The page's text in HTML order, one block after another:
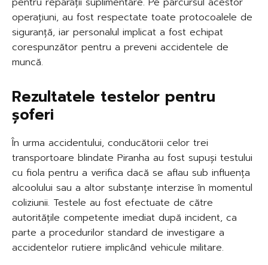
operațiuni, au fost respectate toate protocoalele de
siguranță, iar personalul implicat a fost echipat
corespunzător pentru a preveni accidentele de
muncă.
Rezultatele testelor pentru
șoferi
În urma accidentului, conducătorii celor trei
transportoare blindate Piranha au fost supuși testului
cu fiola pentru a verifica dacă se aflau sub influența
alcoolului sau a altor substanțe interzise în momentul
coliziunii. Testele au fost efectuate de către
autoritățile competente imediat după incident, ca
parte a procedurilor standard de investigare a
accidentelor rutiere implicând vehicule militare.